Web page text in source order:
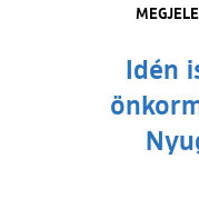
Idén